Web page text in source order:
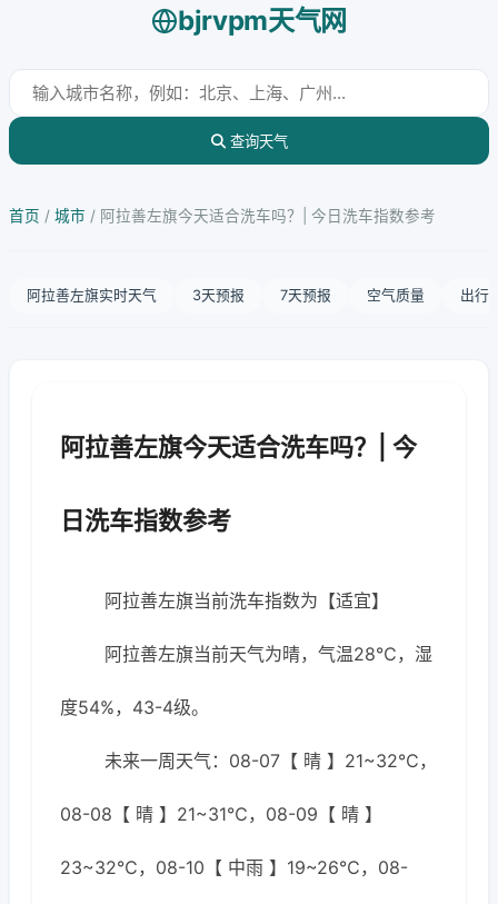
bjrvpm天气网
查询天气
首页 / 城市 / 阿拉善左旗今天适合洗车吗？| 今日洗车指数参考
阿拉善左旗实时天气 3天预报 7天预报 空气质量 出行
阿拉善左旗今天适合洗车吗？| 今
日洗车指数参考
阿拉善左旗当前洗车指数为【适宜】
阿拉善左旗当前天气为晴，气温28℃，湿
度54%，43-4级。
未来一周天气：08-07【 晴 】21~32℃，
08-08【 晴 】21~31℃，08-09【 晴 】
23~32℃，08-10【 中雨 】19~26℃，08-